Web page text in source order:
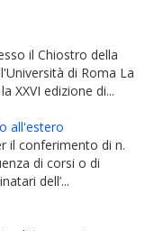
il Chiostro della
di Roma La
XXVI edizione di...
all'estero
il conferimento di n.
di corsi o di
dell’...